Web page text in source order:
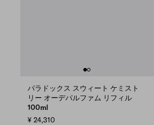
パラドックス スウィート ケミスト
リー オーデパルファム リフィル
100ml
¥ 24,310